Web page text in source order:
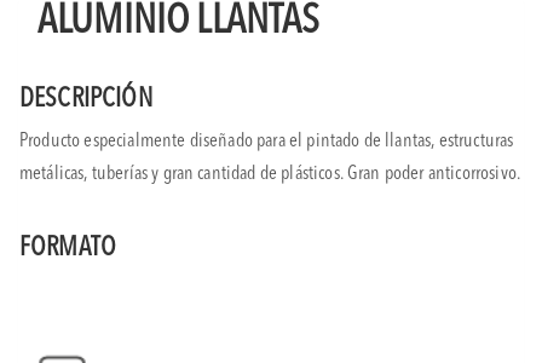
ALUMINIO LLANTAS
DESCRIPCIÓN
Producto especialmente diseñado para el pintado de llantas, estructuras
metálicas, tuberías y gran cantidad de plásticos. Gran poder anticorrosivo.
FORMATO